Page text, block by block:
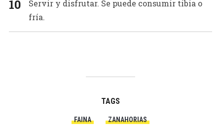
Servir y disfrutar. Se puede consumir tibia o
fría.
TAGS
FAINA ZANAHORIAS